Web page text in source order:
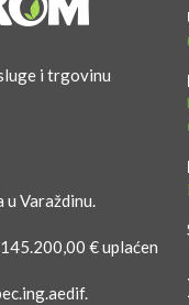
i trgovinu
Varaždinu.
€ uplaćen